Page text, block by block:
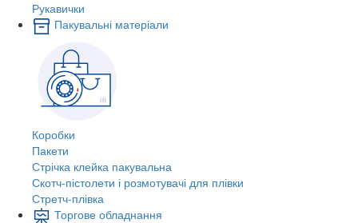
Рукавички
Пакувальні матеріали
Коробки
Пакети
Стрічка клейка пакувальна
Скотч-пістолети і розмотувачі для плівки
Стретч-плівка
Торгове обладнання